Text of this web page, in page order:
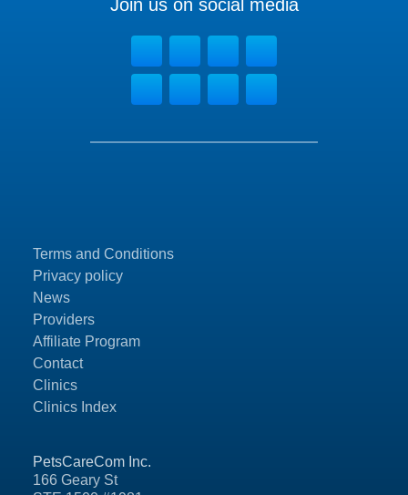
PetsCareCom Inc.
166 Geary St
Terms and Conditions
Privacy policy
News
Providers
Affiliate Program
Contact
Clinics
Clinics Index
Join us on social media